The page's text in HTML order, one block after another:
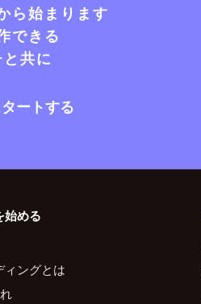
ら始まります
できる
共に
ートする
始める
ィングとは